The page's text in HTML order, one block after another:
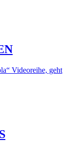
Videoreihe, geht